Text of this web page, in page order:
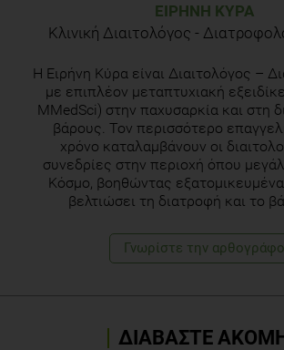
ΕΙΡΉΝΗ ΚΎΡΑ
Κλινική Διαιτολόγος -
H Eιρήνη Κύρα είναι Διαιτολόγος –
με επιπλέον μεταπτυχιακή
MMedSci) στην παχυσαρκία και στη
βάρους. Τον περισσότερο
χρόνο καταλαμβάνουν οι
συνεδρίες στην περιοχή όπου
Κόσμο, βοηθώντας
βελτιώσει τη διατροφή και το
Γνωρίστε την αρθογράφο
ΔΙΑΒΑΣΤΕ